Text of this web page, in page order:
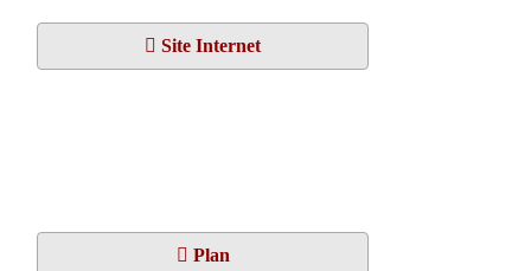
Site Internet
Plan